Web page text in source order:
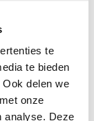
te
te bieden
delen we
onze
analyse. Deze
occurred while